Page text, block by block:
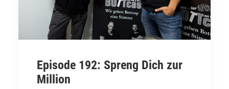
Episode 192: Spreng Dich zur
Million